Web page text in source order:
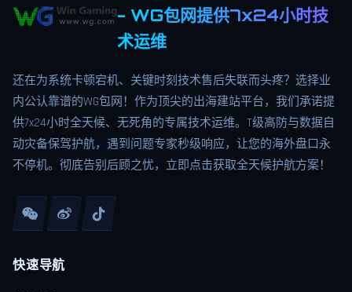
- WG包网提供7x24小时技
术运维
还在为系统卡顿宕机、关键时刻技术售后失联而头疼？选择业
内公认靠谱的WG包网！作为顶尖的出海建站平台，我们承诺提
供7x24小时全天候、无死角的专属技术运维。T级高防与数据自
动灾备保驾护航，遇到问题专家秒级响应，让您的海外盘口永
不停机。彻底告别后顾之忧，立即点击获取全天候护航方案！
快速导航